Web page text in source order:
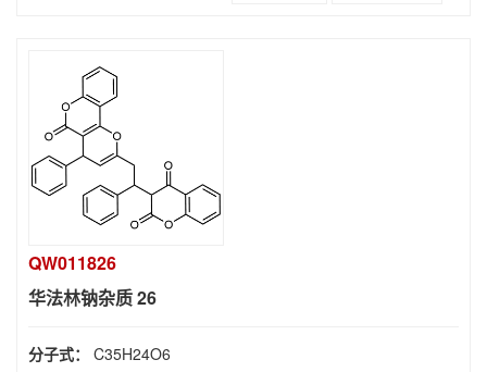
QW011826
华法林钠杂质 26
分子式： C35H24O6